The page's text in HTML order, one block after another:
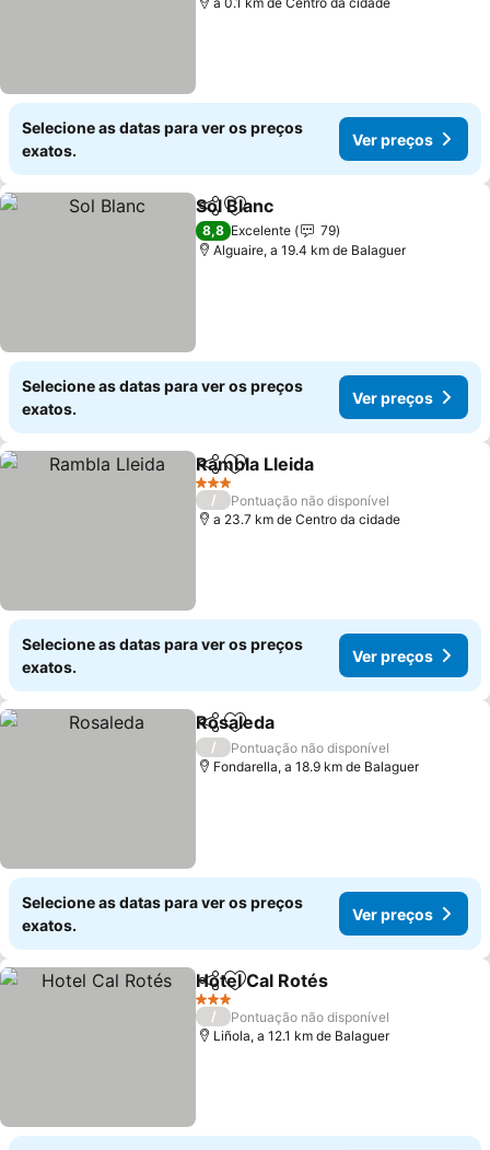
Selecione as datas para ver os preços
exatos.
Ver preços
PartilharAdicionar aos favoritos
Sol Blanc
8,8 Excelente
79
Alguaire, a 19.4 km de Balaguer
Selecione as datas para ver os preços
exatos.
Ver preços
PartilharAdicionar aos favoritos
Rambla Lleida
3 Estrelas
/
Pontuação não disponível
a 23.7 km de Centro da cidade
Selecione as datas para ver os preços
exatos.
Ver preços
PartilharAdicionar aos favoritos
Rosaleda
/
Pontuação não disponível
Fondarella, a 18.9 km de Balaguer
Selecione as datas para ver os preços
exatos.
Ver preços
PartilharAdicionar aos favoritos
Hotel Cal Rotés
3 Estrelas
/
Pontuação não disponível
Liñola, a 12.1 km de Balaguer